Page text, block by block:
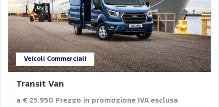
Veicoli Commerciali
Transit Van
a € 25.950 Prezzo in promozione IVA esclusa